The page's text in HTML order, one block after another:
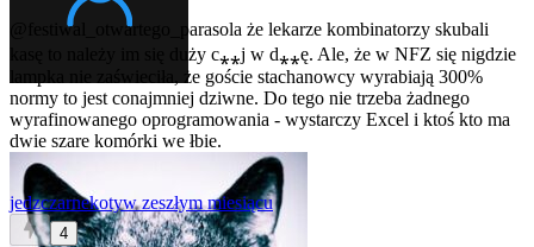
@festiwal_otwartego_parasola że lekarze kombinatorzy skubali
kasę to należy im się duży c⁎⁎j w d⁎⁎ę. Ale, że w NFZ się nigdzie
lampka nie zaświeciła, że goście stachanowcy wyrabiają 300%
normy to jest conajmniej dziwne. Do tego nie trzeba żadnego
wyrafinowanego oprogramowania - wystarczy Excel i ktoś kto ma
dwie szare komórki we łbie.
jedzczarnekotyw zeszłym miesiącu
4